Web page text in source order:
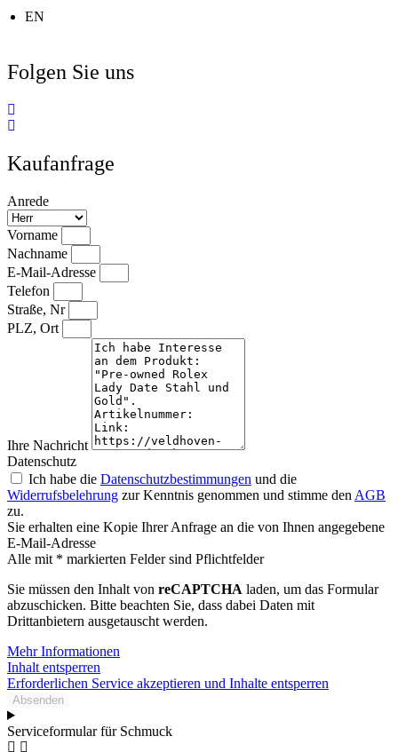
EN
Folgen Sie uns
Kaufanfrage
Anrede
Vorname
Nachname
E-Mail-Adresse
Telefon
Straße, Nr
PLZ, Ort
Ihre Nachricht
Datenschutz
Ich habe die Datenschutzbestimmungen und die
Widerrufsbelehrung zur Kenntnis genommen und stimme den AGB
zu.
Sie erhalten eine Kopie Ihrer Anfrage an die von Ihnen angegebene
E-Mail-Adresse
Alle mit * markierten Felder sind Pflichtfelder
Sie müssen den Inhalt von reCAPTCHA laden, um das Formular
abzuschicken. Bitte beachten Sie, dass dabei Daten mit
Drittanbietern ausgetauscht werden.
Mehr Informationen
Inhalt entsperren
Erforderlichen Service akzeptieren und Inhalte entsperren
Absenden
Serviceformular für Schmuck